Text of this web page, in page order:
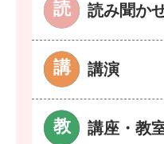
読み聞か
講演
講座・教